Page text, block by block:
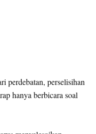
perdebatan, perselisihan
hanya berbicara soal